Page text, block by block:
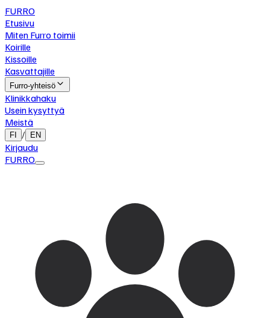
FURRO
Etusivu
Miten Furro toimii
Koirille
Kissoille
Kasvattajille
Furro-yhteisö
Klinikkahaku
Usein kysyttyä
Meistä
FI / EN
Kirjaudu
FURRO